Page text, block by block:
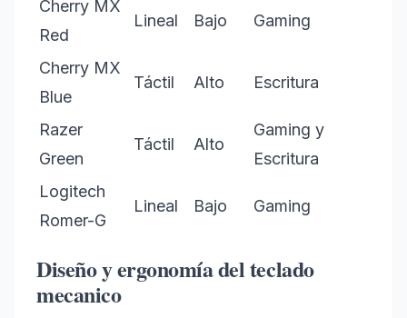
Cherry MX
Red
Lineal Bajo Gaming
Cherry MX
Blue
Táctil Alto Escritura
Razer
Green
Táctil Alto
Gaming y
Escritura
Logitech
Romer-G
Lineal Bajo Gaming
Diseño y ergonomía del teclado
mecanico